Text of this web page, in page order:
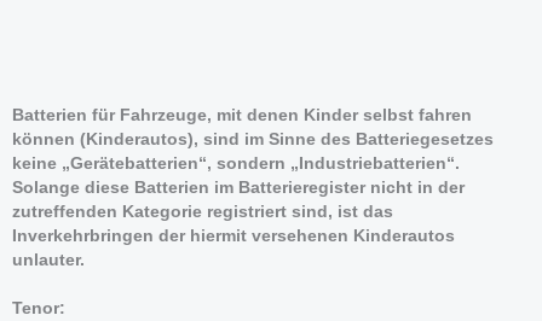
Batterien für Fahrzeuge, mit denen Kinder selbst fahren
können (Kinderautos), sind im Sinne des Batteriegesetzes
keine „Gerätebatterien“, sondern „Industriebatterien“.
Solange diese Batterien im Batterieregister nicht in der
zutreffenden Kategorie registriert sind, ist das
Inverkehrbringen der hiermit versehenen Kinderautos
unlauter.
Tenor: